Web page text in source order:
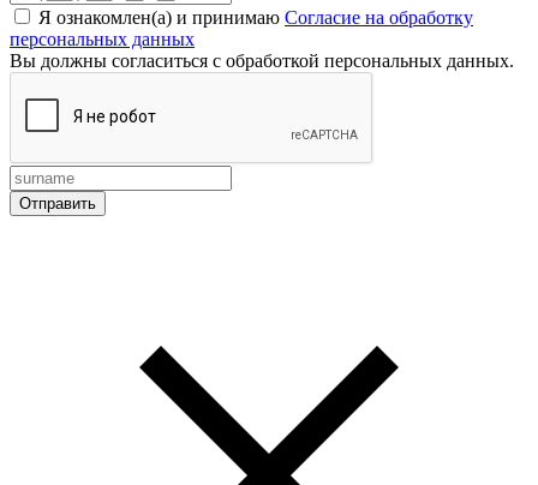
Я ознакомлен(а) и принимаю Согласие на обработку
персональных данных
Вы должны согласиться с обработкой персональных данных.